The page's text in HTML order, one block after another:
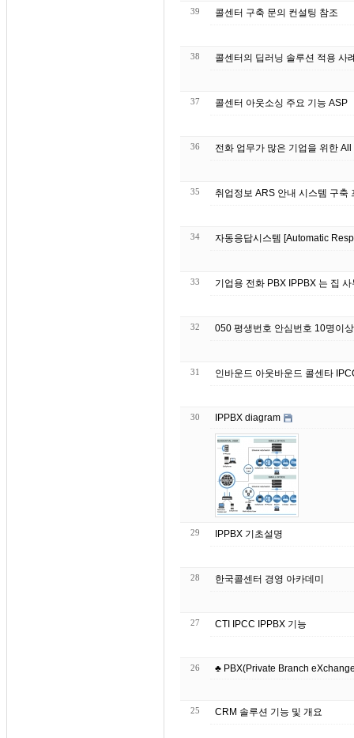
39 콜센터 구축 문의 컨설팅 참조
38
37 콜센터 아웃소싱 주요 기능 ASP
36 전화 업무가 많은 기업을 위한
35 취업정보 ARS 안내 시스템 구축
34 자동응답시스템 [Automatic
33 기업용 전화 PBX
32 050 평생번호 안심번호 10명이
31 인바운드 아웃바운드 콜센타
30 IPPBX diagram
29 IPPBX 기초설명
28 한국콜센터 경영 아카데미
27 CTI IPCC IPPBX 기능
26 ♣ PBX(Private Branch
25 CRM 솔루션 기능 및 개요